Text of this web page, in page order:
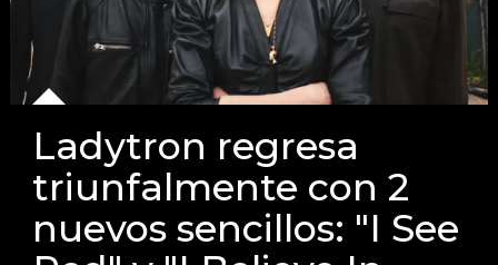
Ladytron regresa
triunfalmente con 2
nuevos sencillos: "I See